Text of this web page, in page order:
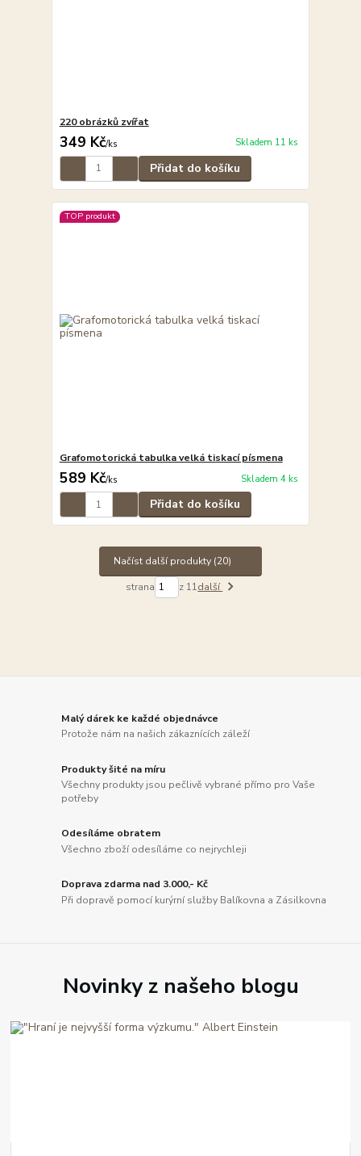
220 obrázků zvířat
349 Kč/ks Skladem 11 ks
Přidat do košíku
TOP produkt
Grafomotorická tabulka velká tiskací písmena
589 Kč/ks Skladem 4 ks
Přidat do košíku
Načíst další produkty (20)
strana z 11další
Malý dárek ke každé objednávce
Protože nám na našich zákaznících záleží
Produkty šité na míru
Všechny produkty jsou pečlivě vybrané přímo pro Vaše
potřeby
Odesíláme obratem
Všechno zboží odesíláme co nejrychleji
Doprava zdarma nad 3.000,- Kč
Při dopravě pomocí kurýrní služby Balíkovna a Zásilkovna
Novinky z našeho blogu